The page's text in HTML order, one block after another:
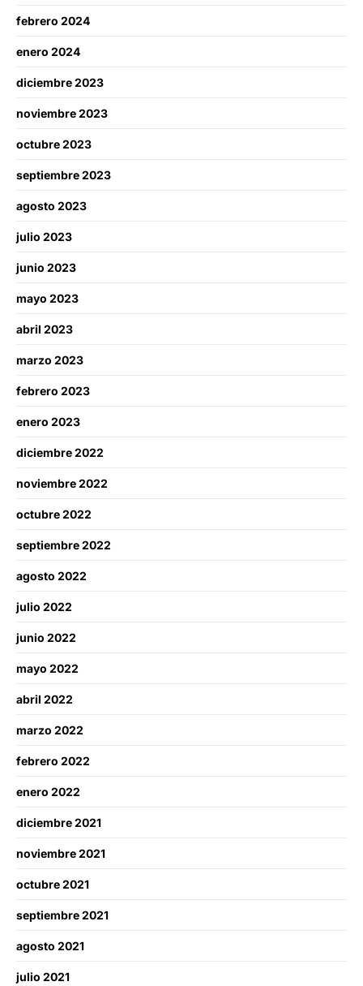
febrero 2024
enero 2024
diciembre 2023
noviembre 2023
octubre 2023
septiembre 2023
agosto 2023
julio 2023
junio 2023
mayo 2023
abril 2023
marzo 2023
febrero 2023
enero 2023
diciembre 2022
noviembre 2022
octubre 2022
septiembre 2022
agosto 2022
julio 2022
junio 2022
mayo 2022
abril 2022
marzo 2022
febrero 2022
enero 2022
diciembre 2021
noviembre 2021
octubre 2021
septiembre 2021
agosto 2021
julio 2021